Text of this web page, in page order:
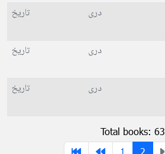
دری تاریخ
دری تاریخ
دری تاریخ
Total books: 63